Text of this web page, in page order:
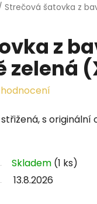
Strečová šatovka z
z
s originální
Skladem (1 ks)
13.8.2026